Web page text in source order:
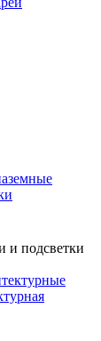
и подсветки